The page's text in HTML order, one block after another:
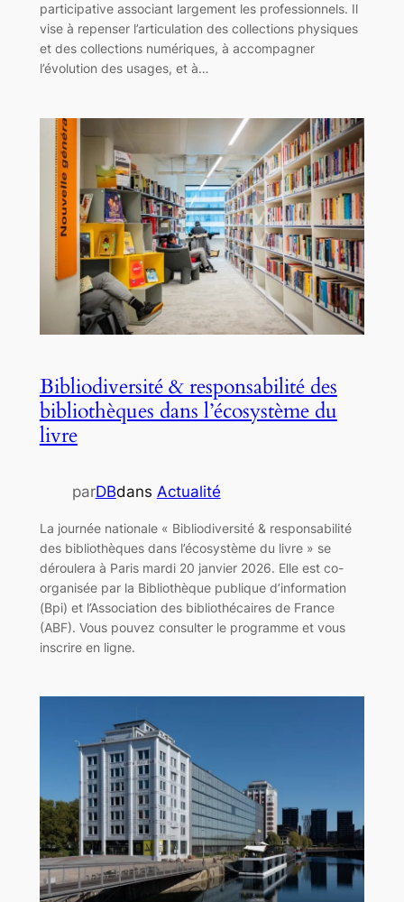
participative associant largement les professionnels. Il
vise à repenser l’articulation des collections physiques
et des collections numériques, à accompagner
l’évolution des usages, et à…
Bibliodiversité & responsabilité des
bibliothèques dans l’écosystème du
livre
parDBdans Actualité
La journée nationale « Bibliodiversité & responsabilité
des bibliothèques dans l’écosystème du livre » se
déroulera à Paris mardi 20 janvier 2026. Elle est co-
organisée par la Bibliothèque publique d’information
(Bpi) et l’Association des bibliothécaires de France
(ABF). Vous pouvez consulter le programme et vous
inscrire en ligne.